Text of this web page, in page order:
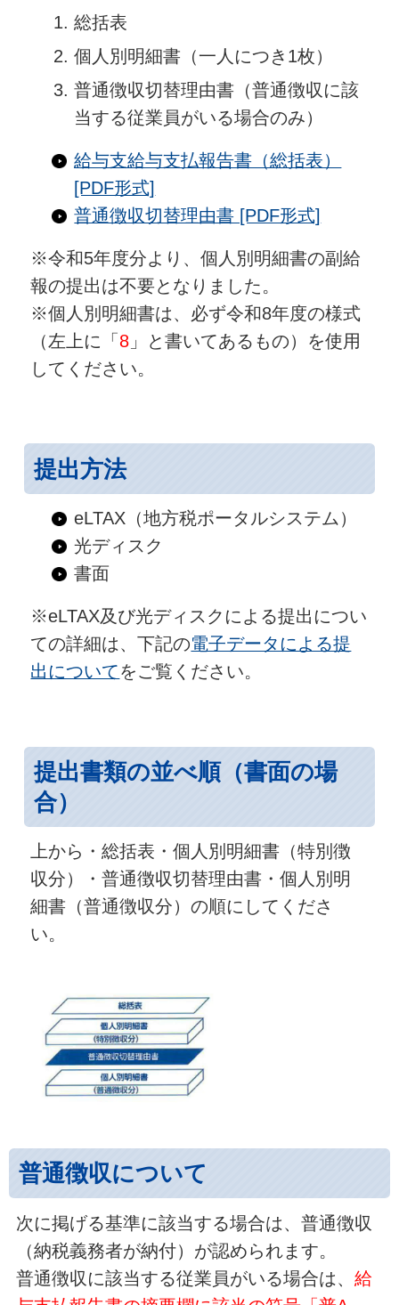
総括表
個人別明細書（一人につき1枚）
普通徴収切替理由書（普通徴収に該
当する従業員がいる場合のみ）
給与支給与支払報告書（総括表）
[PDF形式]
普通徴収切替理由書 [PDF形式]
※令和5年度分より、個人別明細書の副給
報の提出は不要となりました。
※個人別明細書は、必ず令和8年度の様式
（左上に「8 」と書いてあるもの）を使用
してください。
提出方法
eLTAX（地方税ポータルシステム）
光ディスク
書面
※eLTAX及び光ディスクによる提出につい
ての詳細は、下記の電子データによる提
出についてをご覧ください。
提出書類の並べ順（書面の場
合）
上から・総括表・個人別明細書（特別徴
収分）・普通徴収切替理由書・個人別明
細書（普通徴収分）の順にしてくださ
い。
普通徴収について
次に掲げる基準に該当する場合は、普通徴収
（納税義務者が納付）が認められます。
普通徴収に該当する従業員がいる場合は、 給